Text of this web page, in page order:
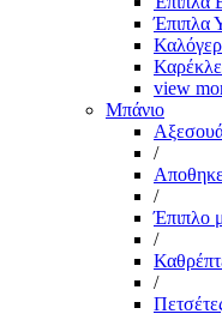
Έπιπλα
view
Μπάνιο
/
/
Έπιπλο
/
/